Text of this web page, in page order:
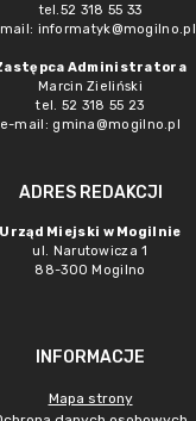
tel.52 318 55 33
informatyk@mogilno.pl
Administratora
Marcin Zieliński
tel. 52 318 55 23
e-mail: gmina@mogilno.pl
ADRES REDAKCJI
Urząd Miejski w Mogilnie
ul. Narutowicza 1
88-300 Mogilno
INFORMACJE
Mapa strony